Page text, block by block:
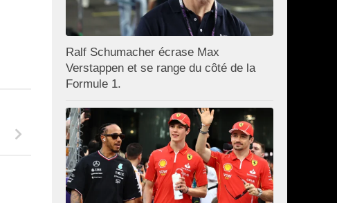
Ralf Schumacher écrase Max
Verstappen et se range du côté de la
Formule 1.